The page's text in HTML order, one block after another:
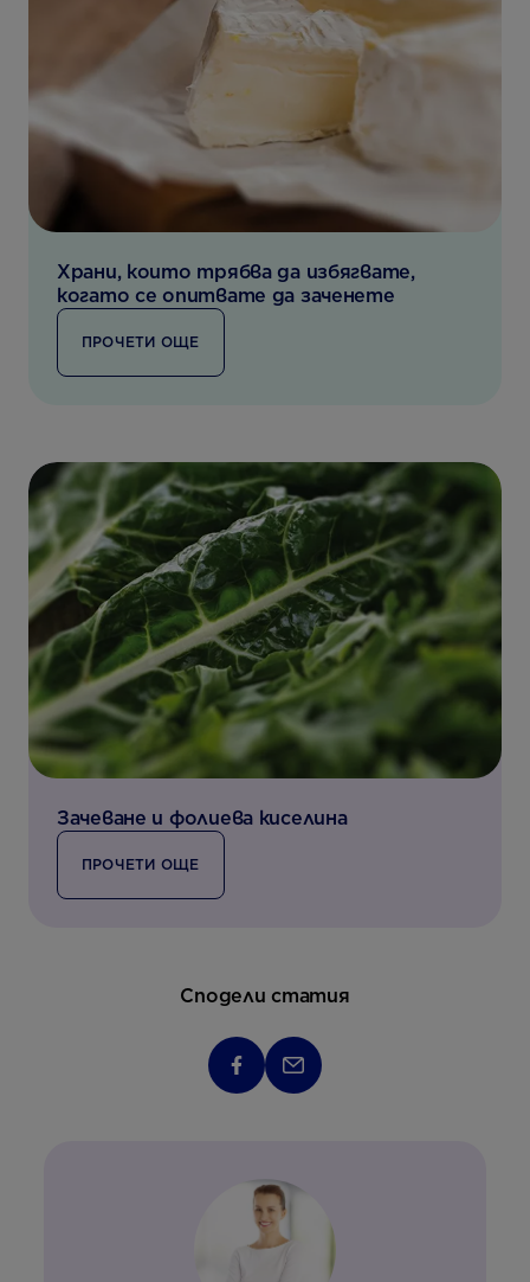
Храни, които трябва да избягвате,
когато се опитвате да заченете
ПРОЧЕТИ ОЩЕ
Зачеване и фолиева киселина
ПРОЧЕТИ ОЩЕ
Сподели статия